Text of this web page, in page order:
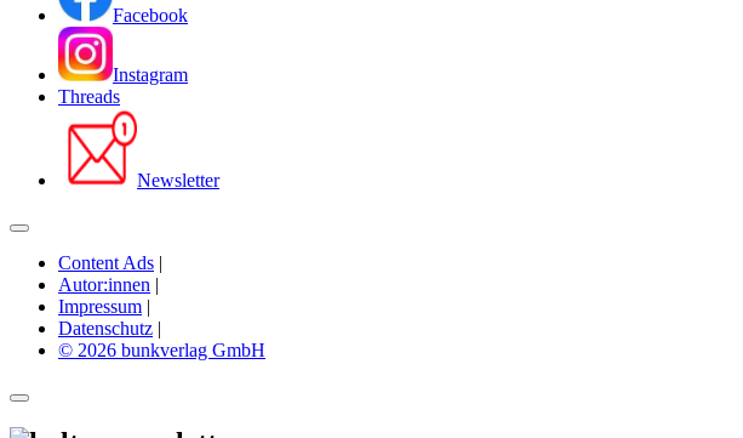
Facebook
Instagram
Threads
Newsletter
Content Ads |
Autor:innen |
Impressum |
Datenschutz |
© 2026 bunkverlag GmbH